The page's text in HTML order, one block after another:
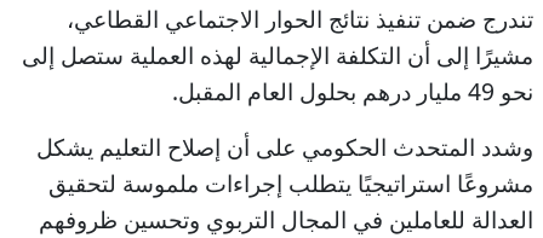
تندرج ضمن تنفيذ نتائج الحوار الاجتماعي القطاعي،
مشيرًا إلى أن التكلفة الإجمالية لهذه العملية ستصل إلى
نحو 49 مليار درهم بحلول العام المقبل.
وشدد المتحدث الحكومي على أن إصلاح التعليم يشكل
مشروعًا استراتيجيًا يتطلب إجراءات ملموسة لتحقيق
العدالة للعاملين في المجال التربوي وتحسين ظروفهم